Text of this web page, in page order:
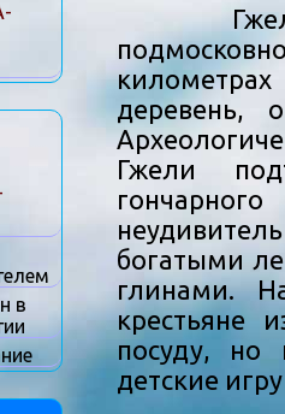
Гжель –
деревень,
Гжели
богатыми
глинами.
крестьяне
посуду, но
детские
в